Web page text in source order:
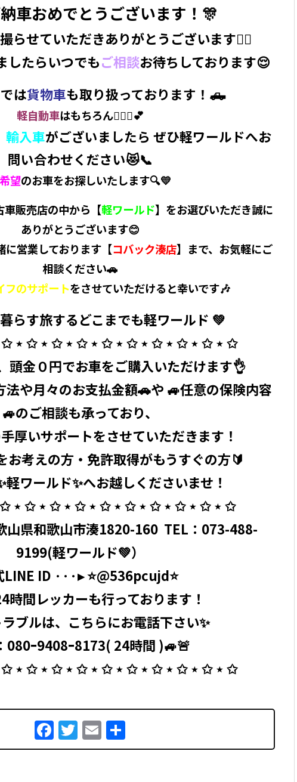
車おめでとうございます！🎊
らせていただきありがとうございます❤️‍🔥
したらいつでもご相談お待ちしております😌
は貨物車も取り扱っております！🛻
軽自動車はもちろん🙆🏼‍♀️💕
輸入車がございましたら ぜひ軽ワールドへお
問い合わせください😻📞
望のお車をお探しいたします🔍💛
車販売店の中から【軽ワールド】をお選びいただき誠に
ありがとうございます😊
に営業しております【コバック湊店】まで、お気軽にご
相談ください🚗
フのサポートをさせていただけると幸いです🎶
らす旅するどこまでも軽ワールド ⁡💚
⋆ ✩ ⋆ ✩ ⋆ ✩ ⋆ ✩ ⋆ ✩ ⋆ ✩ ⋆ ✩ ⋆ ✩ ⋆ ✩
頭金０円でお車をご購入いただけます👌
法や月々のお支払金額🚗や 🚙任意の保険内容
🚙のご相談も承っており、
厚いサポートをさせていただきます！
お考えの方・免許取得がもうすぐの方🔰
軽ワールド✨へお越しくださいませ！
⋆ ✩ ⋆ ✩ ⋆ ✩ ⋆ ✩ ⋆ ✩ ⋆ ✩ ⋆ ✩ ⋆ ✩ ⋆ ✩
山県和歌山市湊1820-160 ⁡ TEL： 073-488-
9199(軽ワールド💚）
LINE ID ···▸ ⭐️@536pcujd⭐️
時間レッカーも行っております！
ブルは、こちらにお電話下さい✨
080ｰ9408ｰ8173( 24時間 )🚙🚨
⋆ ✩ ⋆ ✩ ⋆ ✩ ⋆ ✩ ⋆ ✩ ⋆ ✩ ⋆ ✩ ⋆ ✩ ⋆ ✩
Facebook
Twitter
Email
有